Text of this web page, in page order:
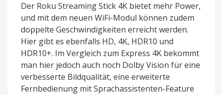
Der Roku Streaming Stick 4K bietet mehr Power,
und mit dem neuen WiFi-Modul können zudem
doppelte Geschwindigkeiten erreicht werden.
Hier gibt es ebenfalls HD, 4K, HDR10 und
HDR10+. Im Vergleich zum Express 4K bekommt
man hier jedoch auch noch Dolby Vision für eine
verbesserte Bildqualität, eine erweiterte
Fernbedienung mit Sprachassistenten-Feature